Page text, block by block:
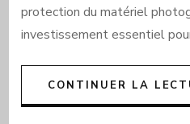
protection du matériel
investissement essentiel
CONTINUER LA